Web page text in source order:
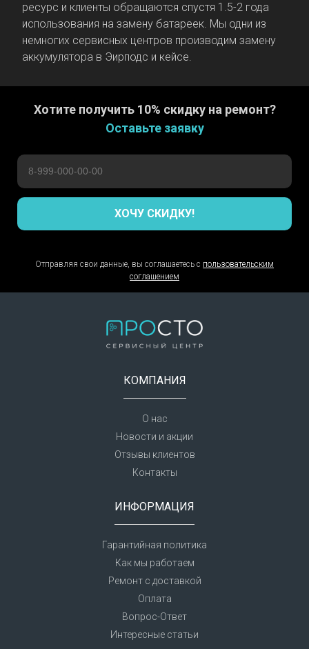
ресурс и клиенты обращаются спустя 1.5-2 года
использования на замену батареек. Мы одни из
немногих сервисных центров производим замену
аккумулятора в Эирподс и кейсе.
Хотите получить 10% скидку на ремонт?
Оставьте заявку
ХОЧУ СКИДКУ!
Отправляя свои данные, вы соглашаетесь с пользовательским
соглашением
КОМПАНИЯ
О нас
Новости и акции
Отзывы клиентов
Контакты
ИНФОРМАЦИЯ
Гарантийная политика
Как мы работаем
Ремонт с доставкой
Оплата
Вопрос-Ответ
Интересные статьи